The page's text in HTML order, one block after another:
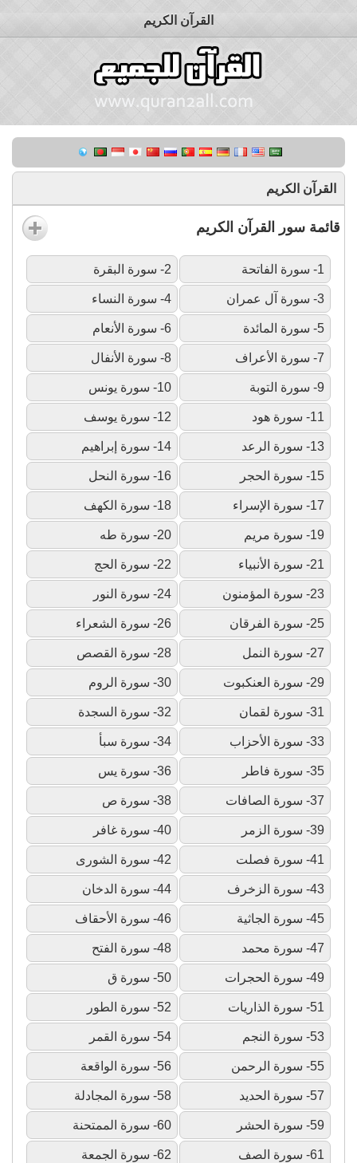
القرآن الكريم
القرآن الكريم
قائمة سور القرآن الكريم
1- سورة الفاتحة 2- سورة البقرة
3- سورة آل عمران 4- سورة النساء
5- سورة المائدة 6- سورة الأنعام
7- سورة الأعراف 8- سورة الأنفال
9- سورة التوبة 10- سورة يونس
11- سورة هود 12- سورة يوسف
13- سورة الرعد 14- سورة إبراهيم
15- سورة الحجر 16- سورة النحل
17- سورة الإسراء 18- سورة الكهف
19- سورة مريم 20- سورة طه
21- سورة الأنبياء 22- سورة الحج
23- سورة المؤمنون 24- سورة النور
25- سورة الفرقان 26- سورة الشعراء
27- سورة النمل 28- سورة القصص
29- سورة العنكبوت 30- سورة الروم
31- سورة لقمان 32- سورة السجدة
33- سورة الأحزاب 34- سورة سبأ
35- سورة فاطر 36- سورة يس
37- سورة الصافات 38- سورة ص
39- سورة الزمر 40- سورة غافر
41- سورة فصلت 42- سورة الشورى
43- سورة الزخرف 44- سورة الدخان
45- سورة الجاثية 46- سورة الأحقاف
47- سورة محمد 48- سورة الفتح
49- سورة الحجرات 50- سورة ق
51- سورة الذاريات 52- سورة الطور
53- سورة النجم 54- سورة القمر
55- سورة الرحمن 56- سورة الواقعة
57- سورة الحديد 58- سورة المجادلة
59- سورة الحشر 60- سورة الممتحنة
61- سورة الصف 62- سورة الجمعة